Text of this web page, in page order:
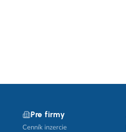
Pre firmy
Cenník inzercie